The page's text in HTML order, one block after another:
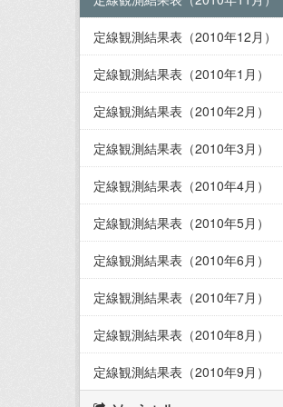
定線観測結果表（2010年12月）
定線観測結果表（2010年1月）
定線観測結果表（2010年2月）
定線観測結果表（2010年3月）
定線観測結果表（2010年4月）
定線観測結果表（2010年5月）
定線観測結果表（2010年6月）
定線観測結果表（2010年7月）
定線観測結果表（2010年8月）
定線観測結果表（2010年9月）